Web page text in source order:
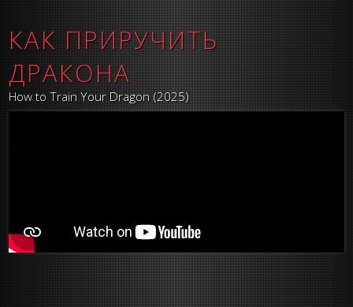
КАК ПРИРУЧИТЬ
ДРАКОНА
How to Train Your Dragon (2025)